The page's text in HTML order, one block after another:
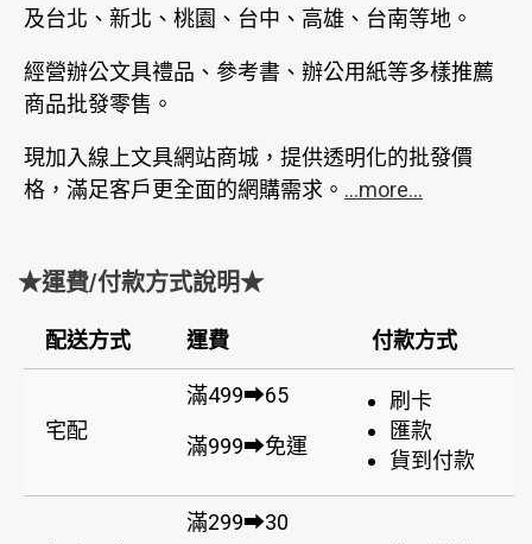
及台北、新北、桃園、台中、高雄、台南等地。
經營辦公文具禮品、參考書、辦公用紙等多樣推薦
商品批發零售。
現加入線上文具網站商城，提供透明化的批發價
格，滿足客戶更全面的網購需求。 ...more...
★運費/付款方式說明★
配送方式 運費 付款方式
宅配
滿499➡65
滿999➡免運
刷卡
匯款
貨到付款
滿299➡30